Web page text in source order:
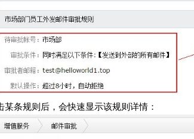
某条规则后，会快速显示该规则详情：